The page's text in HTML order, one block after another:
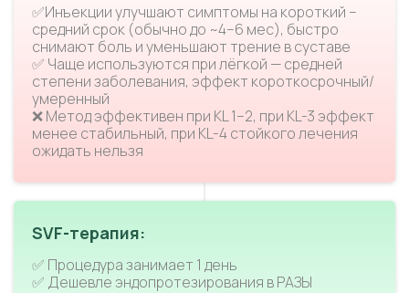
✅Инъекции улучшают симптомы на короткий –
средний срок (обычно до ~4–6 мес), быстро
снимают боль и уменьшают трение в суставе
✅ Чаще используются при лёгкой — средней
степени заболевания, эффект короткосрочный/
умеренный
❌ Метод эффективен при KL 1–2, при KL-3 эффект
менее стабильный, при KL-4 стойкого лечения
ожидать нельзя
SVF-терапия:
✅ Процедура занимает 1 день
✅ Дешевле эндопротезирования в РАЗЫ